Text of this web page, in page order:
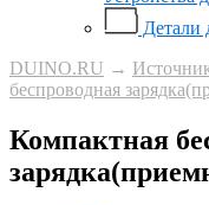
Детали
DUINO.RU →
беспроводная
Компактная